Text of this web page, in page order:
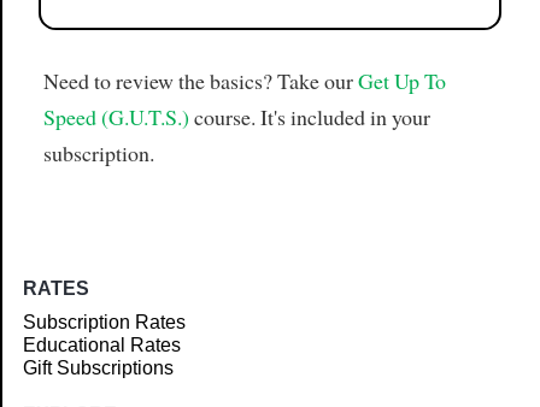
Need to review the basics? Take ourGet Up To
Speed (G.U.T.S.) course. It's included in your
subscription.
RATES
Subscription Rates
Educational Rates
Gift Subscriptions